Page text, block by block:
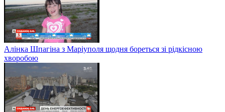
Алінка Шпагіна з Маріуполя щодня бореться зі рідкісною
хворобою